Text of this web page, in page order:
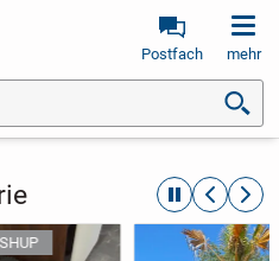
Postfach mehr
automatische